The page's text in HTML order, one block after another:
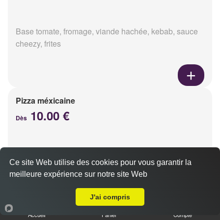
Base tomate, fromage, viande hachée, kebab, sauce
cheezy, frites
Pizza méxicaine
Dès 10.00 €
chorizo, poivrons
Accueil Panier Compte
Ce site Web utilise des cookies pour vous garantir la
meilleure expérience sur notre site Web
J'ai compris